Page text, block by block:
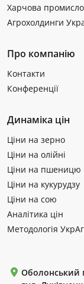
Харчова
Агрохолдинги
Про компанію
Контакти
Конференції
Динаміка цін
Ціни на зерно
Ціни на олійні
Ціни на пшеницю
Ціни на кукурудзу
Ціни на сою
Аналітика цін
Методологія
Оболонський